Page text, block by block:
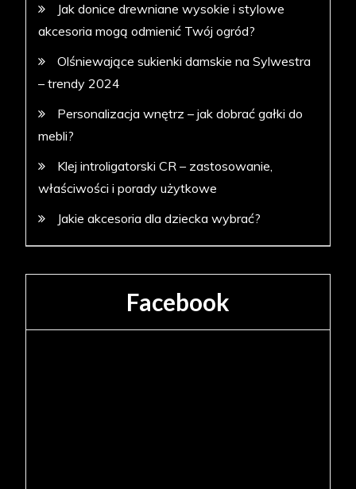
Jak donice drewniane wysokie i stylowe
akcesoria mogą odmienić Twój ogród?
Olśniewające sukienki damskie na Sylwestra
– trendy 2024
Personalizacja wnętrz – jak dobrać gałki do
mebli?
Klej introligatorski CR – zastosowanie,
właściwości i porady użytkowe
Jakie akcesoria dla dziecka wybrać?
Facebook